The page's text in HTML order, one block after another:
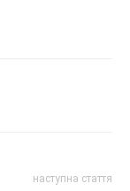
наступна стаття